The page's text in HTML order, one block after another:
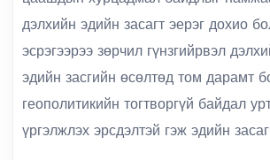
дэлхийн эдийн засагт эерэг дохио
эсрэгээрээ зөрчил гүнзгийрвэл
эдийн засгийн өсөлтөд том дарамт
геополитикийн тогтворгүй байдал
үргэлжлэх эрсдэлтэй гэж эдийн